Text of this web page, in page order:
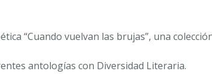
“Cuando vuelvan las brujas”, una
antologías con Diversidad Literaria.